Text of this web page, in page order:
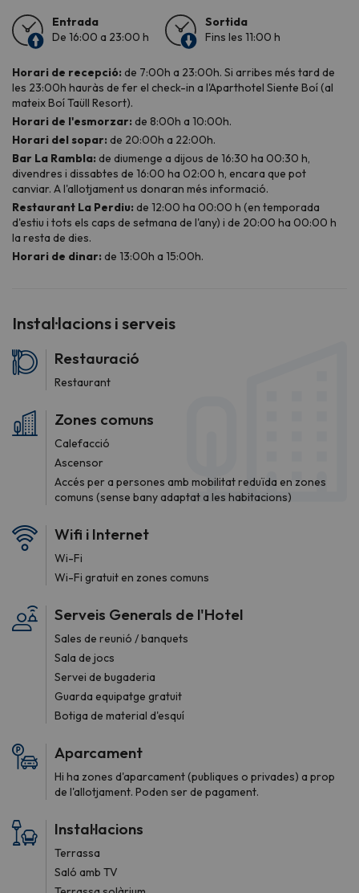
Instal·lacions i serveis
Restauració
Restaurant
Zones comuns
Calefacció
Ascensor
Accés per a persones amb mobilitat reduïda en zones
comuns (sense bany adaptat a les habitacions)
Wifi i Internet
Wi-Fi
Wi-Fi gratuit en zones comuns
Serveis Generals de l'Hotel
Sales de reunió / banquets
Sala de jocs
Servei de bugaderia
Guarda equipatge gratuit
Botiga de material d'esquí
Aparcament
Hi ha zones d'aparcament (publiques o privades) a prop
de l'allotjament. Poden ser de pagament.
Instal·lacions
Terrassa
Saló amb TV